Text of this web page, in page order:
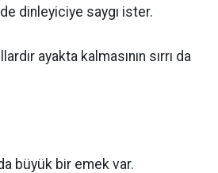
dinleyiciye saygı ister.
ayakta kalmasının sırrı da
büyük bir emek var.